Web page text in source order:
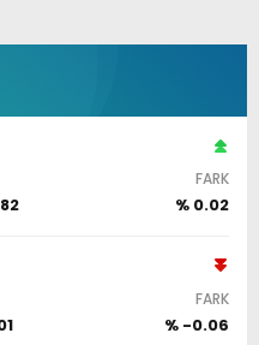
FARK
% 0.02
FARK
% -0.06